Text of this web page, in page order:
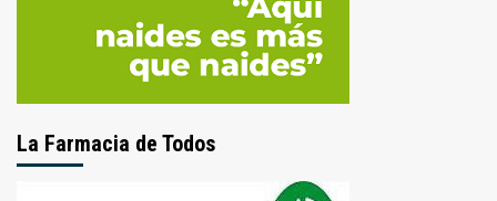
La Farmacia de Todos